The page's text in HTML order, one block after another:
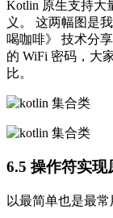
Kotlin 原生支持大
义。 这两幅图是
喝咖啡》 技术分
的 WiFi 密码，大
比。
6.5 操作符实现
以最简单也是最